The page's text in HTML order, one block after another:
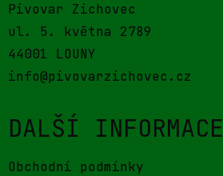
Pivovar Zichovec
ul. 5. května 2789
44001 LOUNY
info@pivovarzichovec.cz
DALŠÍ INFORMACE
Obchodní podmínky